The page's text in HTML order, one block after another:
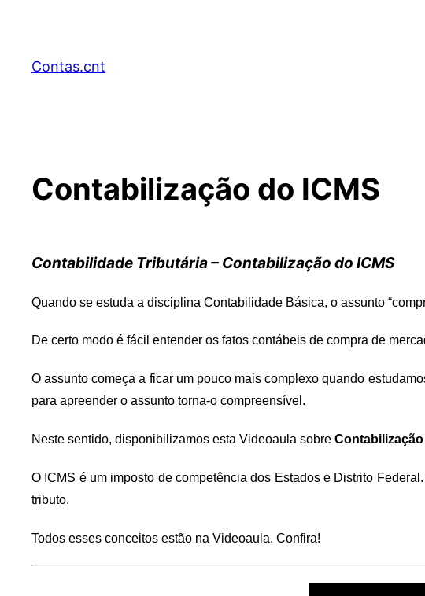
Contas.cnt
Contabilização do ICMS
Contabilidade Tributária – Contabilização do ICMS
Quando se estuda a disciplina Contabilidade Básica, o assunto
De certo modo é fácil entender os fatos contábeis de compra de
O assunto começa a ficar um pouco mais complexo quando
para apreender o assunto torna-o compreensível.
Neste sentido, disponibilizamos esta Videoaula sobre Contabilização
O ICMS é um imposto de competência dos Estados e Distrito
tributo.
Todos esses conceitos estão na Videoaula. Confira!